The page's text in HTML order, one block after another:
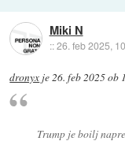
Miki N
::26. feb 2025,
dronyx je26. feb 2025 ob
Trump je boilj